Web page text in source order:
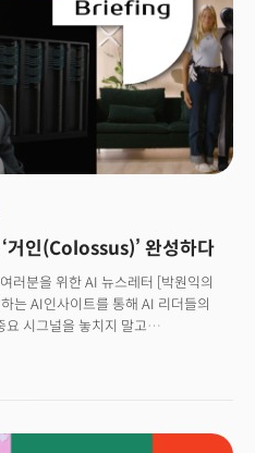
억 달러 이상을 투자할 계획이라고
11월 ‘칩스법’의 일환으로 TSMC와
바 있다. 오픈AI(OpenAI),
대규모 AI 인프라를 조성하는
달러를 투자한다는 계획도
은 AI, 반도체 등 핵심 전략 기술 관련
링(reshoring) 정책의 일환으로
거세지면서 대만에 집중된 반도체
공격적인 관세 정책 등으로 반도체,
거인(Colossus)’ 완성하다
러분을 위한 AI 뉴스레터 [박원익의
는 AI인사이트를 통해 AI 리더들의
요 시그널을 놓치지 말고
로세서 제품군인 ‘인텔 코어 울트라
성전자, HP, 레노버, 델 등 PC 제조사)